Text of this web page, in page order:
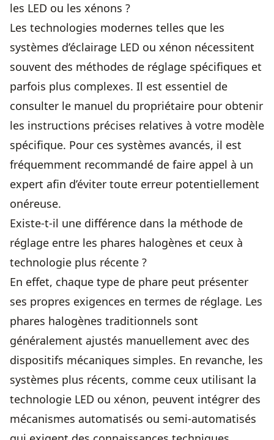
les LED ou les xénons ?
Les technologies modernes telles que les
systèmes d’éclairage LED ou xénon nécessitent
souvent des méthodes de réglage spécifiques et
parfois plus complexes. Il est essentiel de
consulter le manuel du propriétaire pour obtenir
les instructions précises relatives à votre modèle
spécifique. Pour ces systèmes avancés, il est
fréquemment recommandé de faire appel à un
expert afin d’éviter toute erreur potentiellement
onéreuse.
Existe-t-il une différence dans la méthode de
réglage entre les phares halogènes et ceux à
technologie plus récente ?
En effet, chaque type de phare peut présenter
ses propres exigences en termes de réglage. Les
phares halogènes traditionnels sont
généralement ajustés manuellement avec des
dispositifs mécaniques simples. En revanche, les
systèmes plus récents, comme ceux utilisant la
technologie LED ou xénon, peuvent intégrer des
mécanismes automatisés ou semi-automatisés